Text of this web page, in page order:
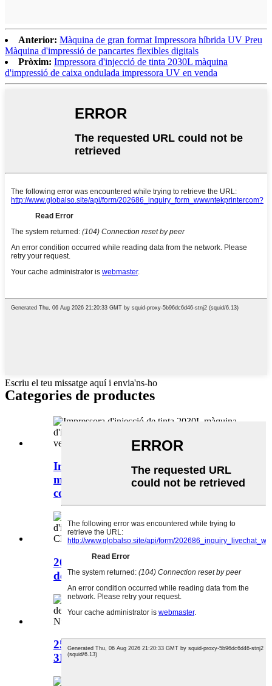
Anterior: Màquina de gran format Impressora híbrida UV Preu
Màquina d'impressió de pancartes flexibles digitals
Pròxim: Impressora d'injecció de tinta 2030L màquina
d'impressió de caixa ondulada impressora UV en venda
Escriu el teu missatge aquí i envia'ns-ho
Categories de productes
Impressora d'injecció de tinta 2030L
màquina d'impressió de caixes
corrugades...
2030H CMYK 4 colors PVC injecció
de tinta industrial UV fla...
2513H Ntek La més nova impressora
3D Glass Photo UV Pri...